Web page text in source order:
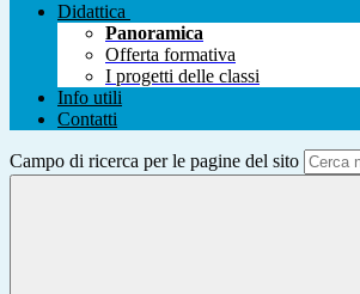
Didattica
Panoramica
Offerta formativa
I progetti delle classi
Info utili
Contatti
Campo di ricerca per le pagine del sito